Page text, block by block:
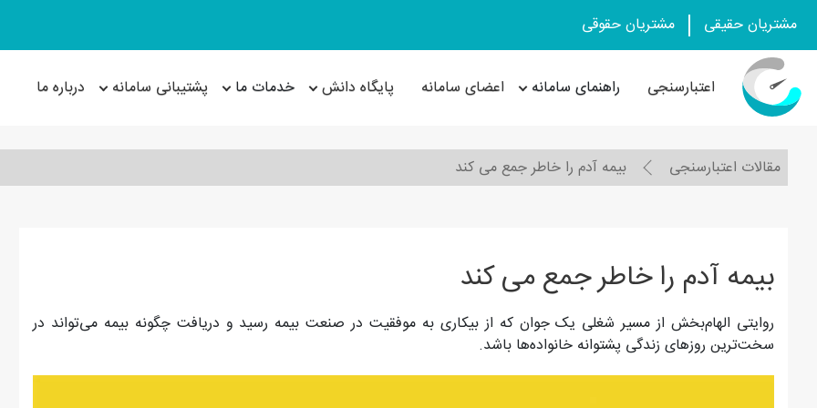
مشتریان حقیقی مشتریان حقوقی
اعتبارسنجی راهنمای سامانه اعضای سامانه پایگاه دانش خدمات ما پشتیبانی سامانه درباره ما
مقالات اعتبارسنجی بیمه آدم را خاطر جمع می کند
بیمه آدم را خاطر جمع می کند
روایتی الهام‌بخش از مسیر شغلی یک جوان که از بیکاری به موفقیت در صنعت بیمه رسید و دریافت چگونه بیمه می‌تواند در
سخت‌ترین روزهای زندگی پشتوانه خانواده‌ها باشد.